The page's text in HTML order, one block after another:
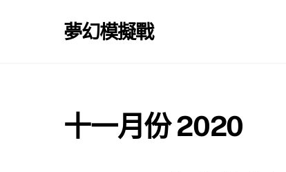
夢幻模擬戰
十一月份 2020